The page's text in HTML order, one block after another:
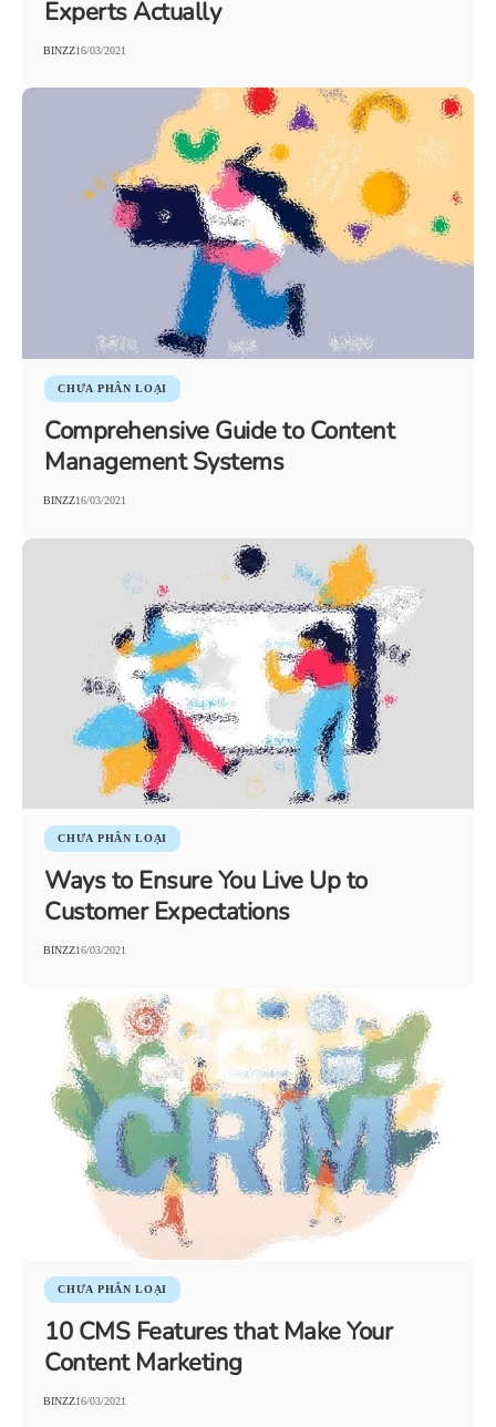
Experts Actually
BINZZ16/03/2021
CHƯA PHÂN LOẠI
Comprehensive Guide to Content
Management Systems
BINZZ16/03/2021
CHƯA PHÂN LOẠI
Ways to Ensure You Live Up to
Customer Expectations
BINZZ16/03/2021
CHƯA PHÂN LOẠI
10 CMS Features that Make Your
Content Marketing
BINZZ16/03/2021